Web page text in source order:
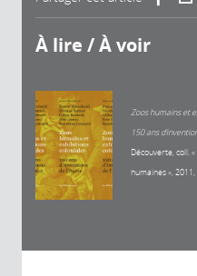
À lire / À voir
Zoos humains et
150ans
Découverte, coll. «
humaines »,